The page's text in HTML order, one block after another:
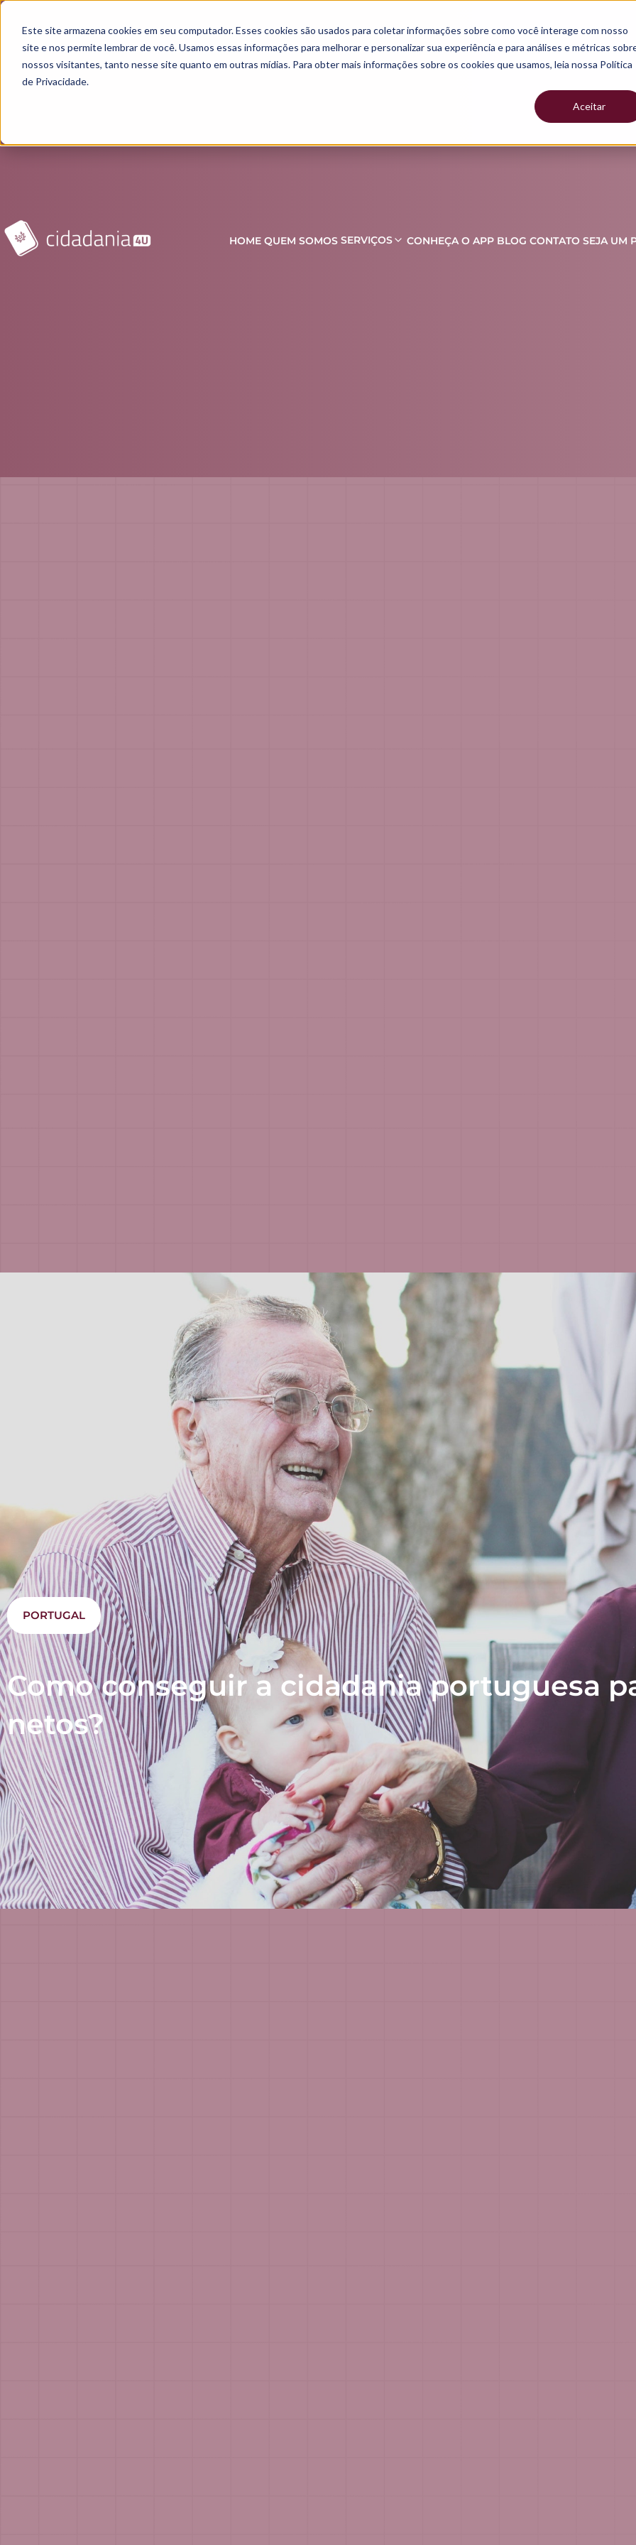
Este site armazena cookies em seu computador. Esses cookies são usados para coletar informações sobre como você interage com nosso
site e nos permite lembrar de você. Usamos essas informações para melhorar e personalizar sua experiência e para análises e métricas
nossos visitantes, tanto nesse site quanto em outras mídias. Para obter mais informações sobre os cookies que usamos, leia nossa Política
de Privacidade.
Aceitar
HOME QUEM SOMOS SERVIÇOS CONHEÇA O APP BLOG CONTATO SEJA UM
PORTUGAL
Como conseguir a cidadania portuguesa
netos?